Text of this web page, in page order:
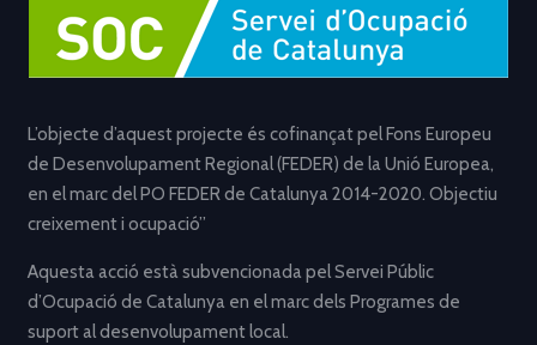
L’objecte d’aquest projecte és cofinançat pel Fons Europeu
de Desenvolupament Regional (FEDER) de la Unió Europea,
en el marc del PO FEDER de Catalunya 2014-2020. Objectiu
creixement i ocupació”
Aquesta acció està subvencionada pel Servei Públic
d’Ocupació de Catalunya en el marc dels Programes de
suport al desenvolupament local.